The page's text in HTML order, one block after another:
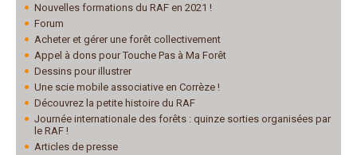
Nouvelles formations du RAF en 2021 !
Forum
Acheter et gérer une forêt collectivement
Appel à dons pour Touche Pas à Ma Forêt
Dessins pour illustrer
Une scie mobile associative en Corrèze !
Découvrez la petite histoire du RAF
Journée internationale des forêts : quinze sorties organisées par
le RAF !
Articles de presse